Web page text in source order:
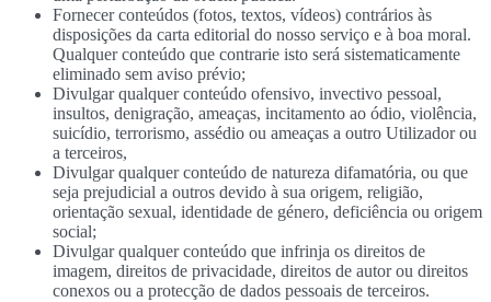
Fornecer conteúdos (fotos, textos, vídeos) contrários às
disposições da carta editorial do nosso serviço e à boa moral.
Qualquer conteúdo que contrarie isto será sistematicamente
eliminado sem aviso prévio;
Divulgar qualquer conteúdo ofensivo, invectivo pessoal,
insultos, denigração, ameaças, incitamento ao ódio, violência,
suicídio, terrorismo, assédio ou ameaças a outro Utilizador ou
a terceiros,
Divulgar qualquer conteúdo de natureza difamatória, ou que
seja prejudicial a outros devido à sua origem, religião,
orientação sexual, identidade de género, deficiência ou origem
social;
Divulgar qualquer conteúdo que infrinja os direitos de
imagem, direitos de privacidade, direitos de autor ou direitos
conexos ou a protecção de dados pessoais de terceiros.